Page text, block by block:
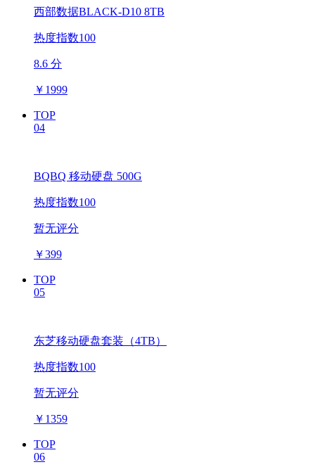
西部数据BLACK-D10 8TB
热度指数100
8.6 分
￥ 1999
TOP
04
BQBQ 移动硬盘 500G
热度指数100
暂无评分
￥399
TOP
05
东芝移动硬盘套装（4TB）
热度指数100
暂无评分
￥ 1359
TOP
06